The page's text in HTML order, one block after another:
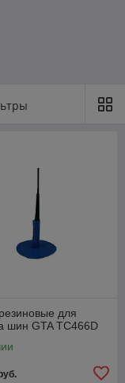
для
шин GTA ТС466D